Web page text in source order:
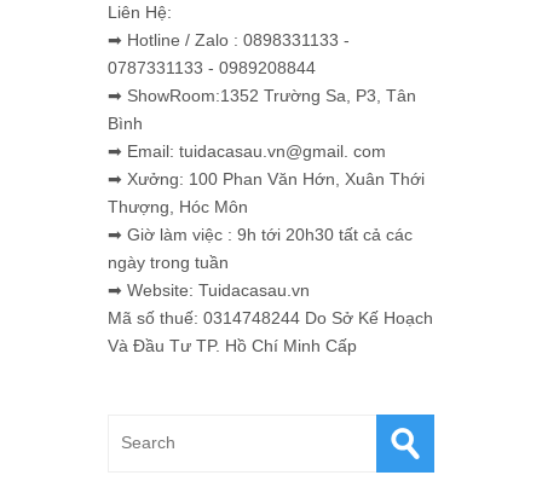
Liên Hệ:
➡ Hotline / Zalo : 0898331133 -
0787331133 - 0989208844
➡ ShowRoom:1352 Trường Sa, P3, Tân
Bình
➡ Email: tuidacasau.vn@gmail. com
➡ Xưởng: 100 Phan Văn Hớn, Xuân Thới
Thượng, Hóc Môn
➡ Giờ làm việc : 9h tới 20h30 tất cả các
ngày trong tuần
➡ Website: Tuidacasau.vn
Mã số thuế: 0314748244 Do Sở Kế Hoạch
Và Đầu Tư TP. Hồ Chí Minh Cấp